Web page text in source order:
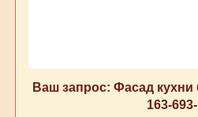
Ваш запрос: Фасад кухни
163-